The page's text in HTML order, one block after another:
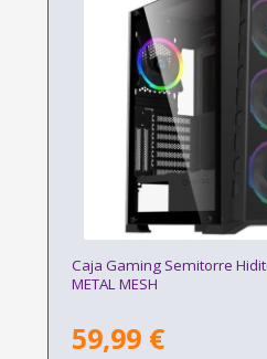
Caja Gaming Semitorre
METAL MESH
59,99 €